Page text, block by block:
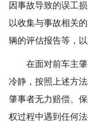
因事故导致的误工
以收集与事故相关
辆的评估报告等，
在面对前车主
冷静，按照上述方
肇事者无力赔偿、
权过程中遇到任何